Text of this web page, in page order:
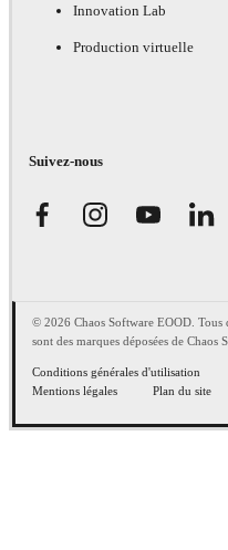
Innovation Lab
Production virtuelle
Suivez-nous
© 2026 Chaos Software EOOD.
sont des marques déposées de Chaos
Conditions générales d'utilisation
Mentions légales
Plan du site